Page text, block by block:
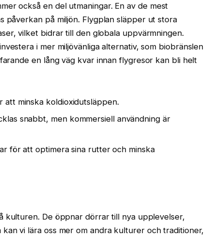
också en del utmaningar. En av de mest
påverkan på miljön. Flygplan släpper ut stora
vilket bidrar till den globala uppvärmningen.
i mer miljövänliga alternativ, som biobränslen
en lång väg kvar innan flygresor kan bli helt
att minska koldioxidutsläppen.
snabbt, men kommersiell användning är
för att optimera sina rutter och minska
kulturen. De öppnar dörrar till nya upplevelser,
vi lära oss mer om andra kulturer och traditioner,